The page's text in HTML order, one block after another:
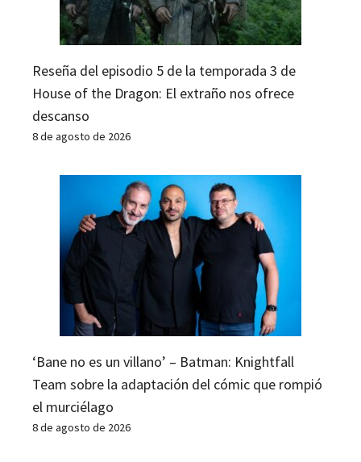
Reseña del episodio 5 de la temporada 3 de
House of the Dragon: El extraño nos ofrece
descanso
8 de agosto de 2026
‘Bane no es un villano’ – Batman: Knightfall
Team sobre la adaptación del cómic que rompió
el murciélago
8 de agosto de 2026